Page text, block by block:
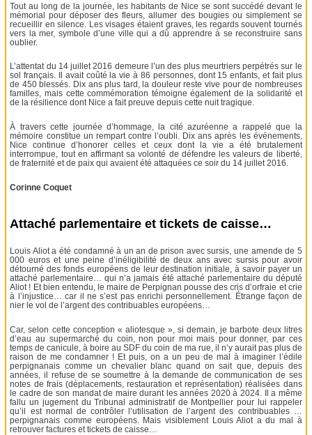
Tout au long de la journée, les habitants de Nice se sont succédé devant le
mémorial pour déposer des fleurs, allumer des bougies ou simplement se
recueillir en silence. Les visages étaient graves, les regards souvent tournés
vers la mer, symbole d’une ville qui a dû apprendre à se reconstruire sans
oublier.
L’attentat du 14 juillet 2016 demeure l’un des plus meurtriers perpétrés sur le
sol français. Il avait coûté la vie à 86 personnes, dont 15 enfants, et fait plus
de 450 blessés. Dix ans plus tard, la douleur reste vive pour de nombreuses
familles, mais cette commémoration témoigne également de la solidarité et
de la résilience dont Nice a fait preuve depuis cette nuit tragique.
À travers cette journée d’hommage, la cité azuréenne a rappelé que la
mémoire constitue un rempart contre l’oubli. Dix ans après les événements,
Nice continue d’honorer celles et ceux dont la vie a été brutalement
interrompue, tout en affirmant sa volonté de défendre les valeurs de liberté,
de fraternité et de paix qui avaient été attaquées ce soir du 14 juillet 2016.
Corinne Coquet
Attaché parlementaire et tickets de caisse…
Louis Aliot a été condamné à un an de prison avec sursis, une amende de 5
000 euros et une peine d’inéligibilité de deux ans avec sursis pour avoir
détourné des fonds européens de leur destination initiale, à savoir payer un
attaché parlementaire… qui n’a jamais été attaché parlementaire du député
Aliot ! Et bien entendu, le maire de Perpignan pousse des cris d’orfraie et crie
à l’injustice… car il ne s’est pas enrichi personnellement. Étrange façon de
nier le vol de l’argent des contribuables européens…
Car, selon cette conception « aliotesque », si demain, je barbote deux litres
d’eau au supermarché du coin, non pour moi mais pour donner, par ces
temps de canicule, à boire au SDF du coin de ma rue, il n’y aurait pas plus de
raison de me condamner ! Et puis, on a un peu de mal à imaginer l’édile
perpignanais comme un chevalier blanc quand on sait que, depuis des
années, il refuse de se soumettre à la demande de communication de ses
notes de frais (déplacements, restauration et représentation) réalisées dans
le cadre de son mandat de maire durant les années 2020 à 2024. Il a même
fallu un jugement du Tribunal administratif de Montpellier pour lui rappeler
qu’il est normal de contrôler l’utilisation de l’argent des contribuables …
perpignanais comme européens. Mais visiblement Louis Aliot a du mal à
retrouver factures et tickets de caisse…